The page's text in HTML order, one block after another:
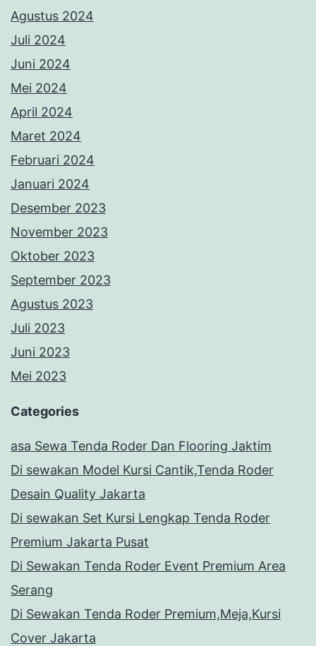
Agustus 2024
Juli 2024
Juni 2024
Mei 2024
April 2024
Maret 2024
Februari 2024
Januari 2024
Desember 2023
November 2023
Oktober 2023
September 2023
Agustus 2023
Juli 2023
Juni 2023
Mei 2023
Categories
asa Sewa Tenda Roder Dan Flooring Jaktim
Di sewakan Model Kursi Cantik,Tenda Roder
Desain Quality Jakarta
Di sewakan Set Kursi Lengkap Tenda Roder
Premium Jakarta Pusat
Di Sewakan Tenda Roder Event Premium Area
Serang
Di Sewakan Tenda Roder Premium,Meja,Kursi
Cover Jakarta